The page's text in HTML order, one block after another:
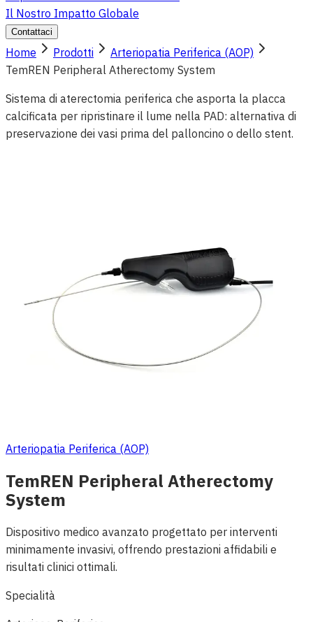
Il Nostro Impatto Globale
Contattaci
Home Prodotti
Arteriopatia Periferica (AOP)
TemREN Peripheral Atherectomy System
Sistema di aterectomia periferica che asporta la placca
calcificata per ripristinare il lume nella PAD: alternativa di
preservazione dei vasi prima del palloncino o dello stent.
Arteriopatia Periferica (AOP)
TemREN Peripheral Atherectomy
System
Dispositivo medico avanzato progettato per interventi
minimamente invasivi, offrendo prestazioni affidabili e
risultati clinici ottimali.
Specialità